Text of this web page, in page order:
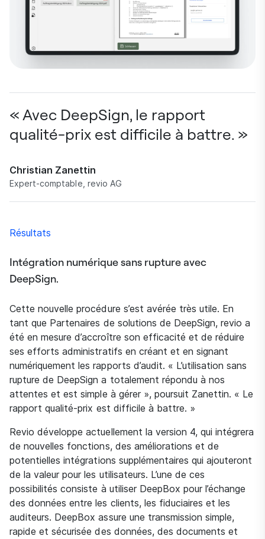
« Avec DeepSign, le rapport
qualité-prix est difficile à battre. »
Christian Zanettin
Expert-comptable, revio AG
Résultats
Intégration numérique sans rupture avec
DeepSign.
Cette nouvelle procédure s’est avérée très utile. En
tant que Partenaires de solutions de DeepSign, revio a
été en mesure d’accroître son efficacité et de réduire
ses efforts administratifs en créant et en signant
numériquement les rapports d’audit. « L’utilisation sans
rupture de DeepSign a totalement répondu à nos
attentes et est simple à gérer », poursuit Zanettin. « Le
rapport qualité-prix est difficile à battre. »
Revio développe actuellement la version 4, qui intégrera
de nouvelles fonctions, des améliorations et de
potentielles intégrations supplémentaires qui ajouteront
de la valeur pour les utilisateurs. L’une de ces
possibilités consiste à utiliser DeepBox pour l’échange
des données entre les clients, les fiduciaires et les
auditeurs. DeepBox assure une transmission simple,
rapide et sécurisée des données, des documents et